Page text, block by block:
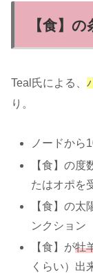
【食】
Teal氏による、
り。
ノードから
【食】の
たはオポを
【食】の
ンクション
【食】が牡
くらい）出